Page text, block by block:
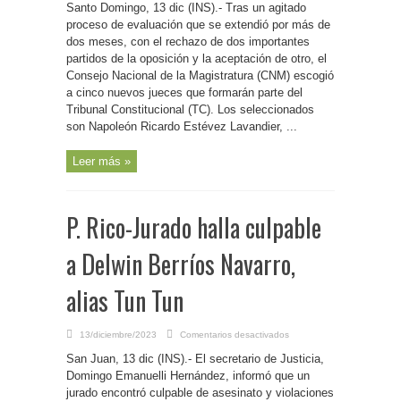
Consejo
Nacional
de
la
Magistratura
designa
nuevos
jueces
del
Tribunal
Constitucional
en
oposición
Santo Domingo, 13 dic (INS).- Tras un agitado
proceso de evaluación que se extendió por más de
dos meses, con el rechazo de dos importantes
partidos de la oposición y la aceptación de otro, el
Consejo Nacional de la Magistratura (CNM) escogió
a cinco nuevos jueces que formarán parte del
Tribunal Constitucional (TC). Los seleccionados
son Napoleón Ricardo Estévez Lavandier, ...
Leer más »
P. Rico-Jurado halla culpable
a Delwin Berríos Navarro,
alias Tun Tun
13/diciembre/2023 Comentarios desactivados
Rico-
Jurado
halla
culpable
a
San Juan, 13 dic (INS).- El secretario de Justicia,
Domingo Emanuelli Hernández, informó que un
jurado encontró culpable de asesinato y violaciones